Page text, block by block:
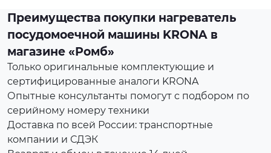
Преимущества покупки нагреватель
посудомоечной машины KRONA в
магазине «Ромб»
Только оригинальные комплектующие и
сертифицированные аналоги KRONA
Опытные консультанты помогут с подбором по
серийному номеру техники
Доставка по всей России: транспортные
компании и СДЭК